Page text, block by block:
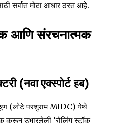
75
सर्वात मोठा आधार ठरत आहे.
आणि संरचनात्मक
(नवा एक्स्पोर्ट हब)
(लोटे परशुराम MIDC) येथे
करून उभारलेली ‘रोलिंग स्टॉक